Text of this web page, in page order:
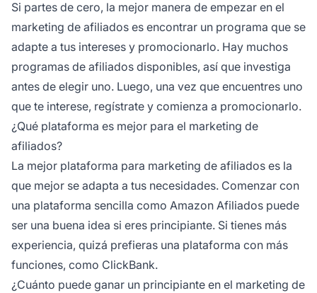
Si partes de cero, la mejor manera de empezar en el
marketing de afiliados es encontrar un programa que se
adapte a tus intereses y promocionarlo. Hay muchos
programas de afiliados disponibles, así que investiga
antes de elegir uno. Luego, una vez que encuentres uno
que te interese, regístrate y comienza a promocionarlo.
¿Qué plataforma es mejor para el marketing de
afiliados?
La mejor plataforma para marketing de afiliados es la
que mejor se adapta a tus necesidades. Comenzar con
una plataforma sencilla como Amazon Afiliados puede
ser una buena idea si eres principiante. Si tienes más
experiencia, quizá prefieras una plataforma con más
funciones, como ClickBank.
¿Cuánto puede ganar un principiante en el marketing de